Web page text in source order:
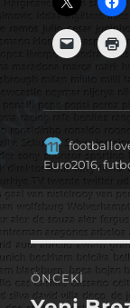
Yazar
Euro2016,
Yazı
ÖNCEKI